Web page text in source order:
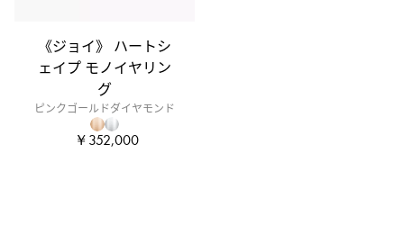
《ジョイ》 ハートシ
ェイプ モノイヤリン
グ
ピンクゴールドダイヤモンド
￥352,000